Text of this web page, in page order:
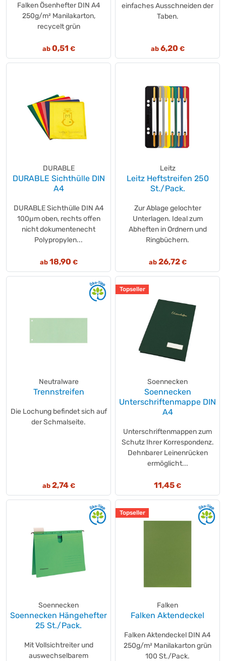
Falken Ösenhefter DIN A4
250g/m² Manilakarton,
recycelt grün
ab 0,51 €
einfaches Ausschneiden der
Taben.
ab 6,20 €
DURABLE
DURABLE Sichthülle DIN
A4
DURABLE Sichthülle DIN A4
100µm oben, rechts offen
nicht dokumentenecht
Polypropylen...
ab 18,90 €
Leitz
Leitz Heftstreifen 250
St./Pack.
Zur Ablage gelochter
Unterlagen. Ideal zum
Abheften in Ordnern und
Ringbüchern.
ab 26,72€
Neutralware
Trennstreifen
Die Lochung befindet sich auf
der Schmalseite.
ab 2,74€
Topseller
Soennecken
Soennecken
Unterschriftenmappe DIN
A4
Unterschriftenmappen zum
Schutz Ihrer Korrespondenz.
Dehnbarer Leinenrücken
ermöglicht...
11,45 €
Soennecken
Soennecken Hängehefter
25 St./Pack.
Mit Vollsichtreiter und
auswechselbarem
Topseller
Falken
Falken Aktendeckel
Falken Aktendeckel DIN A4
250g/m² Manilakarton grün
100 St./Pack.